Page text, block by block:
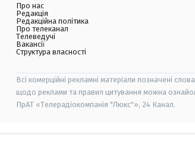
Про нас
Редакція
Редакційна політика
Про телеканал
Телеведучі
Вакансії
Структура власності
Всі комерційні рекламні матеріали позначені
щодо реклами та правил цитування можна
ПрАТ «Телерадіокомпанія "Люкс"», 24 Канал.